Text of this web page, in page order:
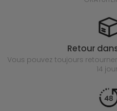
Retour
Vous pouvez toujours
14